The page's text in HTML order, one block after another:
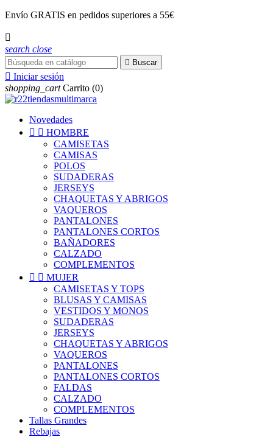
Envío GRATIS en pedidos superiores a 55€

search close
 Buscar
 Iniciar sesión
shopping_cart Carrito (0)
Novedades
  HOMBRE
CAMISETAS
CAMISAS
POLOS
SUDADERAS
JERSEYS
CHAQUETAS Y ABRIGOS
VAQUEROS
PANTALONES
PANTALONES CORTOS
BAÑADORES
CALZADO
COMPLEMENTOS
  MUJER
CAMISETAS Y TOPS
BLUSAS Y CAMISAS
VESTIDOS Y MONOS
SUDADERAS
JERSEYS
CHAQUETAS Y ABRIGOS
VAQUEROS
PANTALONES
PANTALONES CORTOS
FALDAS
CALZADO
COMPLEMENTOS
Tallas Grandes
Rebajas